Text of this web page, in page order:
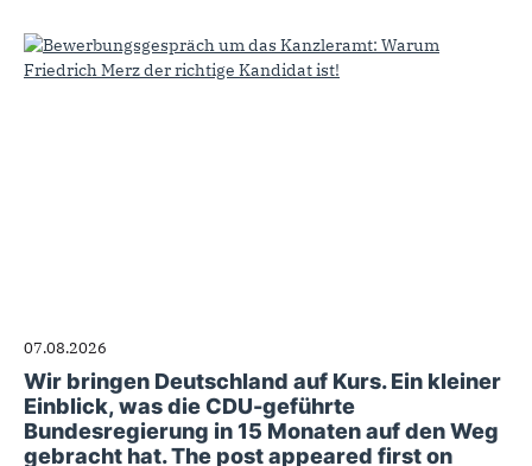
07.08.2026
Wir bringen Deutschland auf Kurs. Ein kleiner
Einblick, was die CDU-geführte
Bundesregierung in 15 Monaten auf den Weg
gebracht hat. The post appeared first on